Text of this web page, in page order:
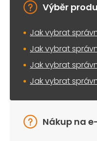
Výběr
Jak vybrat
Jak vybrat
Jak vybrat
Jak vybrat
Nákup na